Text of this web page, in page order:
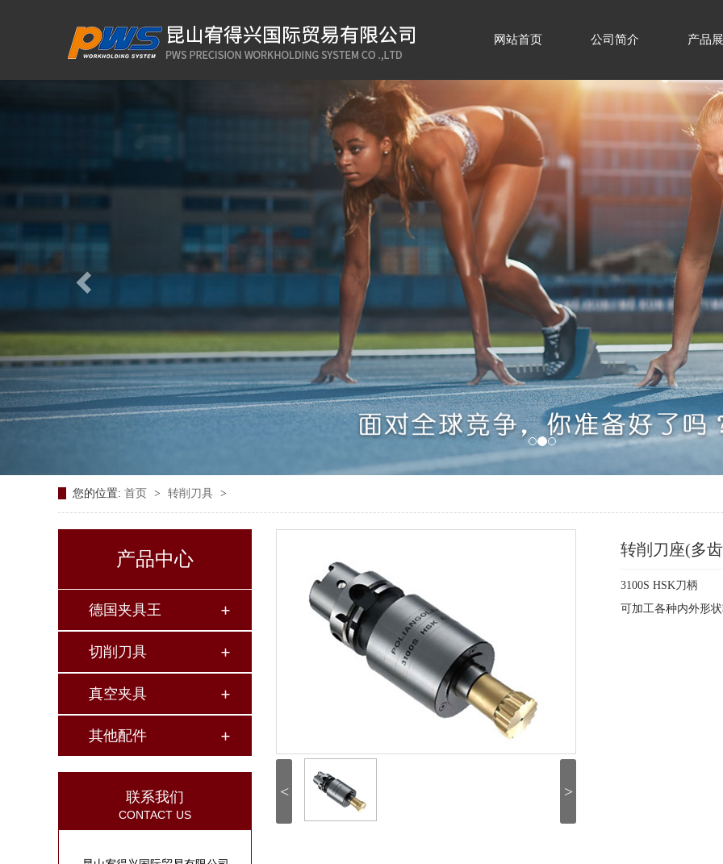
网站首页 公司简介 产品
您的位置: 首页 > 转削刀具 >
产品中心
德国夹具王
切削刀具
真空夹具
其他配件
联系我们
CONTACT US
< >
转削刀座(多
3100S HSK刀柄
可加工各种内外形